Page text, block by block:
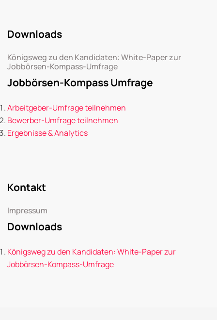
Downloads
Königsweg zu den Kandidaten: White-Paper zur
Jobbörsen-Kompass-Umfrage
Jobbörsen-Kompass Umfrage
Arbeitgeber-Umfrage teilnehmen
Bewerber-Umfrage teilnehmen
Ergebnisse & Analytics
Kontakt
Impressum
Downloads
Königsweg zu den Kandidaten: White-Paper zur
Jobbörsen-Kompass-Umfrage